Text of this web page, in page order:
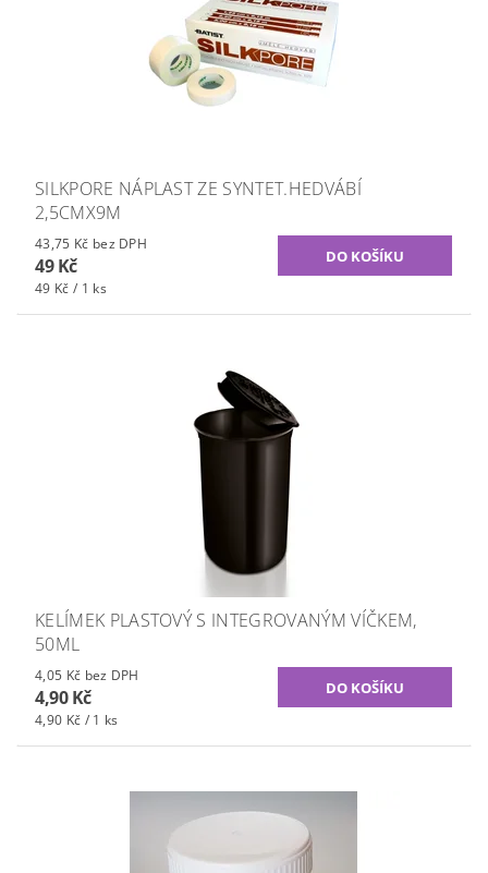
SILKPORE NÁPLAST ZE SYNTET.HEDVÁBÍ
2,5CMX9M
43,75 Kč bez DPH
49 Kč
49 Kč / 1 ks
KELÍMEK PLASTOVÝ S INTEGROVANÝM VÍČKEM,
50ML
4,05 Kč bez DPH
4,90 Kč
4,90 Kč / 1 ks